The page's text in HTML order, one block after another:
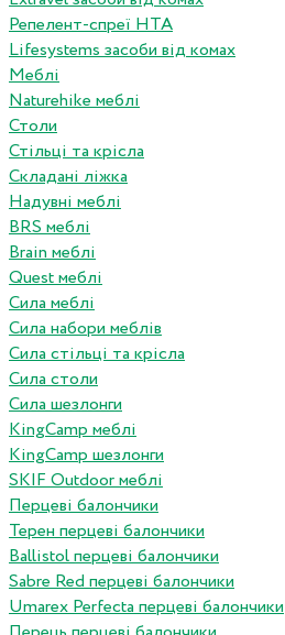
Репелент-спреї HTA
Lifesystems засоби від комах
Меблі
Naturehike меблі
Столи
Стільці та крісла
Складані ліжка
Надувні меблі
BRS меблі
Brain меблі
Quest меблі
Сила меблі
Сила набори меблів
Сила стільці та крісла
Сила столи
Сила шезлонги
KingCamp меблі
KingCamp шезлонги
SKIF Outdoor меблі
Перцеві балончики
Терен перцеві балончики
Ballistol перцеві балончики
Sabre Red перцеві балончики
Umarex Perfecta перцеві балончики